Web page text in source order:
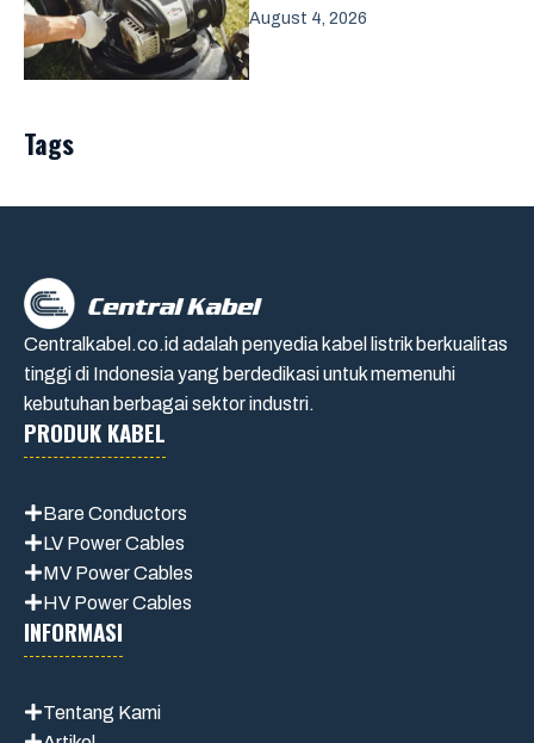
August 4, 2026
Tags
Centralkabel.co.id adalah penyedia kabel listrik berkualitas
tinggi di Indonesia yang berdedikasi untuk memenuhi
kebutuhan berbagai sektor industri.
PRODUK KABEL
Bare Conductors
LV Power Cables
MV Power Cables
HV Power Cables
INFORMASI
Tentang Kami